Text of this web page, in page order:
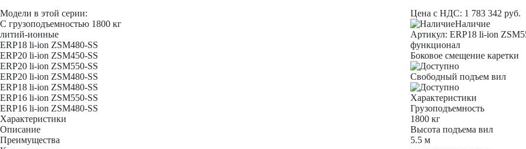
Цена с НДС: 1 783 342 руб.
Наличие
Aртикул: ERP18 li-ion
функционал
Боковое смещение каретки
Свободный подъем вил
Характеристики
Грузоподъемность
1800 кг
Высота подъема вил
5.5 м
Модели в этой серии:
С грузоподъемностью 1800 кг
литий-ионные
ERP18 li-ion ZSM480-SS
ERP20 li-ion ZSM450-SS
ERP20 li-ion ZSM550-SS
ERP20 li-ion ZSM480-SS
ERP18 li-ion ZSM480-SS
ERP16 li-ion ZSM550-SS
ERP16 li-ion ZSM480-SS
Характеристики
Описание
Преимущества